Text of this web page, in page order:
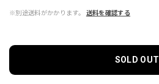
※別途送料がかかります。 送料を確認する
SOLD OUT